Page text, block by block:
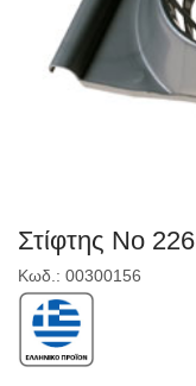
Στίφτης Νο 226
Κωδ.: 00300156